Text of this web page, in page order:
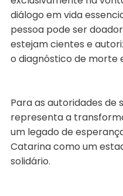
diálogo em vida
pessoa pode ser
estejam cientes e
o diagnóstico de morte
Para as autoridades de
representa a
um legado de
Catarina como um
solidário.